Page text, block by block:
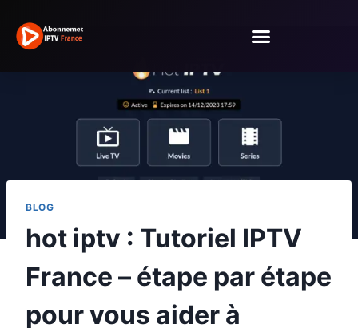
BLOG
hot iptv : Tutoriel IPTV
France – étape par étape
pour vous aider à